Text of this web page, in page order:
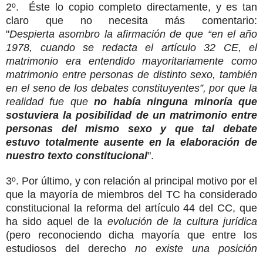
2º. Éste lo copio completo directamente, y es tan
claro que no necesita más comentario:
"Despierta asombro la afirmación de que “en el año
1978, cuando se redacta el artículo 32 CE, el
matrimonio era entendido mayoritariamente como
matrimonio entre personas de distinto sexo, también
en el seno de los debates constituyentes”, por que la
realidad fue queno había ninguna minoría que
sostuviera la posibilidad de un matrimonio entre
personas del mismo sexo y que tal debate
estuvo totalmente ausente en la elaboración de
nuestro texto constitucional".
3º. Por último, y con relación al principal motivo por el
que la mayoría de miembros del TC ha considerado
constitucional la reforma del artículo 44 del CC, que
ha sido aquel de la evolución de la cultura jurídica
(pero reconociendo dicha mayoría que entre los
estudiosos del derecho no existe una posición